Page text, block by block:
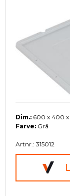
Dim.: 600 x 400 x
Farve: Grå
Artnr.: 315012